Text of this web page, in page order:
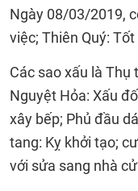
Ngày 08/03/2019,
việc; Thiên Quý:
Các sao xấu là Thụ
Nguyệt Hỏa: Xấu
xây bếp; Phủ đầu
tang: Kỵ khởi tạo;
với sửa sang nhà